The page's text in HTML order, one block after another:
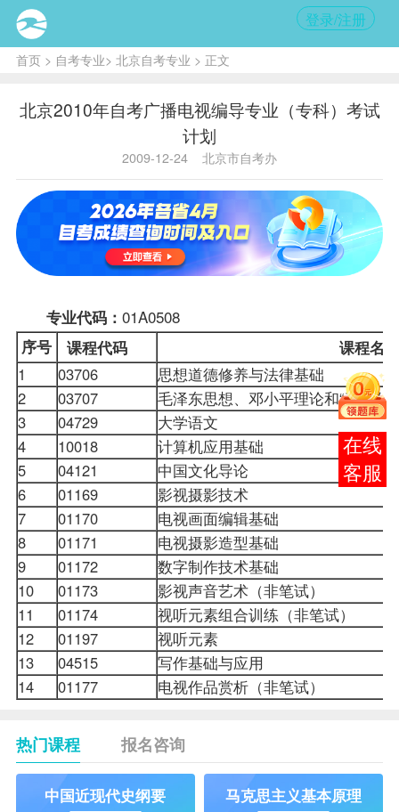
登录/注册
首页> 自考专业> 北京自考专业 > 正文
北京2010年自考广播电视编导专业（专科）考试
计划
2009-12-24 北京市自考办
专业代码： 01A0508
序号 课程代码
课程名
1
03706
思想道德修养与法律基础
2
03707
毛泽东思想、邓小平理论和“三个
3
04729
大学语文
4
10018
计算机应用基础
5
04121
中国文化导论
6
01169
影视摄影技术
7
01170
电视画面编辑基础
8
01171
电视摄影造型基础
9
01172
数字制作技术基础
10
01173
影视声音艺术（非笔试）
11
01174
视听元素组合训练（非笔试）
12
01197
视听元素
13
04515
写作基础与应用
14
01177 电视作品赏析（非笔试）
热门课程 报名咨询
中国近现代史纲要 马克思主义基本原理
报考
咨询